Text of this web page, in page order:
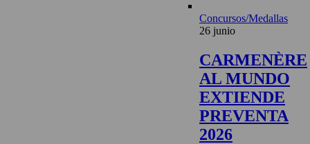
Concursos/Medallas
26 junio
CARMENÈRE
AL MUNDO
EXTIENDE
PREVENTA
2026